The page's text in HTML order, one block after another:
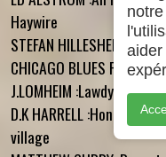
Haywire
STEFAN HILLESHEIM
CHICAGO BLUES
J.LOMHEIM :Lawdy mama/
D.K HARRELL :Honey
village